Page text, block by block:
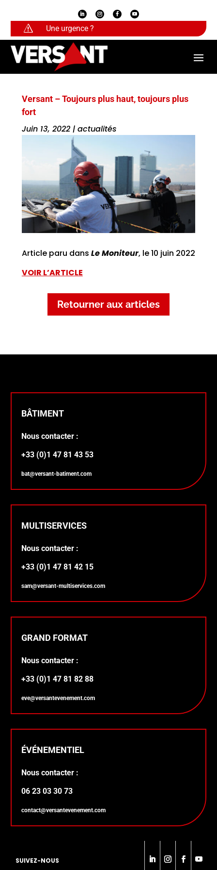
s Une urgence ?
Versant – Toujours plus haut, toujours plus
fort
Juin 13, 2022| actualités
Article paru dans Le Moniteur, le 10 juin 2022
VOIR L’ARTICLE
Retourner aux articles
BÂTIMENT
Nous contacter :
+33 (0)1 47 81 43 53
bat@versant-batiment.com
MULTISERVICES
Nous contacter :
+33 (0)1 47 81 42 15
sam@versant-multiservices.com
GRAND FORMAT
Nous contacter :
+33 (0)1 47 81 82 88
eve@versantevenement.com
ÉVÉNEMENTIEL
Nous contacter :
06 23 03 30 73
contact@versantevenement.com
SUIVEZ-NOUS